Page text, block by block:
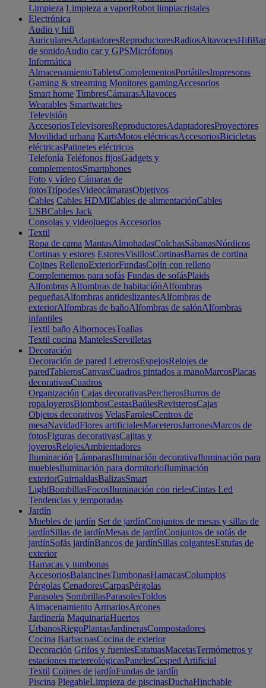
Limpieza Limpieza a vaporRobot limpiacristales
Electrónica
Audio y hifi
AuricularesAdaptadoresReproductoresRadiosAltavocesHifi
de sonidoAudio car y GPSMicrófonos
Informática
AlmacenamientoTabletsComplementosPortátilesImpresoras
Gaming & streaming Monitores gamingAccesorios
Smart home TimbresCámarasAltavoces
Wearables Smartwatches
Televisión
AccesoriosTelevisoresReproductoresAdaptadoresProyectores
Movilidad urbana KartsMotos eléctricasAccesoriosBicicletas
eléctricasPatinetes eléctricos
Telefonía Teléfonos fijosGadgets y
complementosSmartphones
Foto y vídeo Cámaras de
fotosTrípodesVideocámarasObjetivos
Cables Cables HDMICables de alimentaciónCables
USBCables Jack
Consolas y videojuegos Accesorios
Textil
Ropa de cama MantasAlmohadasColchasSábanasNórdicos
Cortinas y estores EstoresVisillosCortinasBarras de cortina
Cojines RellenoExteriorFundasCojín con relleno
Complementos para sofás Fundas de sofásPlaids
Alfombras Alfombras de habitaciónAlfombras
pequeñasAlfombras antideslizantesAlfombras de
exteriorAlfombras de bañoAlfombras de salónAlfombras
infantiles
Textil baño AlbornocesToallas
Textil cocina MantelesServilletas
Decoración
Decoración de pared LetrerosEspejosRelojes de
paredTablerosCanvasCuadros pintados a manoMarcosPlacas
decorativasCuadros
Organización Cajas decorativasPercherosBurros de
ropaJoyerosBiombosCestasBaúlesRevisterosCajas
Objetos decorativos VelasFarolesCentros de
mesaNavidadFlores artificialesMaceterosJarronesMarcos de
fotosFiguras decorativasCajitas y
joyerosRelojesAmbientadores
Iluminación LámparasIluminación decorativaIluminación para
mueblesIluminación para dormitorioIluminación
exteriorGuirnaldasBalizasSmart
LightBombillasFocosIluminación con rielesCintas Led
Tendencias y temporadas
Jardín
Muebles de jardín Set de jardínConjuntos de mesas y sillas de
jardínSillas de jardínMesas de jardínConjuntos de sofás de
jardínSofás jardínBancos de jardínSillas colgantesEstufas de
exterior
Hamacas y tumbonas
AccesoriosBalancinesTumbonasHamacasColumpios
Pérgolas CenadoresCarpasPérgolas
Parasoles SombrillasParasolesToldos
Almacenamiento ArmariosArcones
Jardinería MaquinariaHuertos
UrbanosRiegoPlantasJardinerasCompostadores
Cocina BarbacoasCocina de exterior
Decoración Grifos y fuentesEstatuasMacetasTermómetros y
estaciones metereológicasPanelesCesped Artificial
Textil Cojines de jardínFundas de jardín
Piscina PlegableLimpieza de piscinasDuchaHinchable